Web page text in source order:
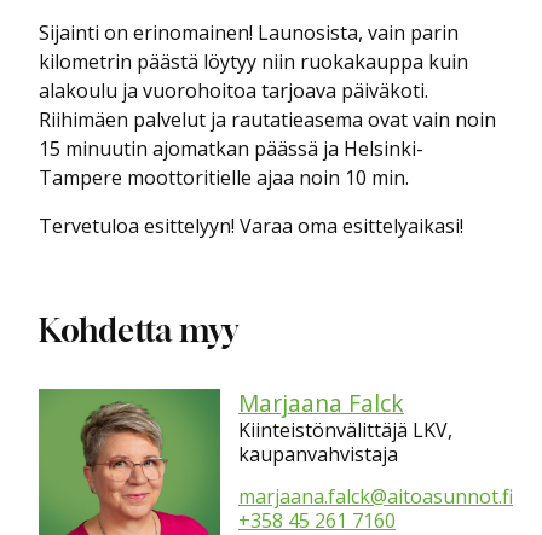
Sijainti on erinomainen! Launosista, vain parin
kilometrin päästä löytyy niin ruokakauppa kuin
alakoulu ja vuorohoitoa tarjoava päiväkoti.
Riihimäen palvelut ja rautatieasema ovat vain noin
15 minuutin ajomatkan päässä ja Helsinki-
Tampere moottoritielle ajaa noin 10 min.
Tervetuloa esittelyyn! Varaa oma esittelyaikasi!
Kohdetta myy
Marjaana Falck
Kiinteistönvälittäjä LKV,
kaupanvahvistaja
marjaana.falck@aitoasunnot.fi
+358 45 261 7160